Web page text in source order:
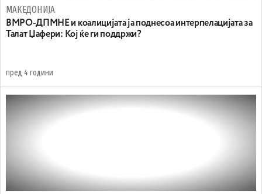
МАКЕДОНИЈА
ВМРО-ДПМНЕ и коалицијата ја поднесоа интерпелацијата за
Талат Џафери: Кој ќе ги поддржи?
пред 4 години